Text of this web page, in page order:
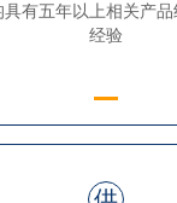
具有五年以上相关产
经验